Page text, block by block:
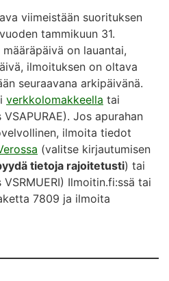
viimeistään suorituksen
tammikuun 31.
on lauantai,
ilmoituksen on oltava
seuraavana arkipäivänä.
verkkolomakkeella tai
Jos apurahan
ilmoita tiedot
(valitse kirjautumisen
tietoja rajoitetusti) tai
Ilmoitin.fi:ssä tai
7809 ja ilmoita